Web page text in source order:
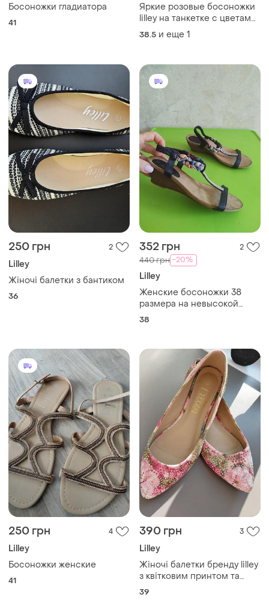
Босоножки гладиатора
41
Яркие розовые босоножки
lilley на танкетке с цветами,
р. 39 (стелька 24.5 см)
38.5 и еще 1
250 грн 2
Lilley
Жіночі балетки з бантиком
36
352 грн 2
440 грн -20%
Lilley
Женские босоножки 38
размера на невысокой
танкетке от бренда lilley
38
250 грн 4
Lilley
Босоножки женские
41
390 грн 3
Lilley
Жіночі балетки бренду lilley
з квітковим принтом та
оздобленням стразами.
39